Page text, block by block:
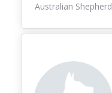
Australian Shepherd